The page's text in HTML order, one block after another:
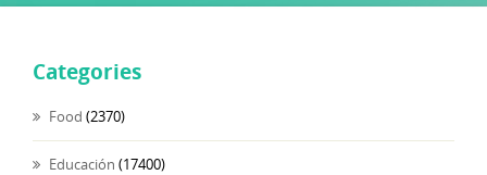
Categories
Food (2370)
Educación (17400)